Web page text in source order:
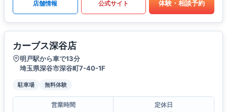
店舗情報 公式サイト 体験・相談予約
カーブス深谷店
明戸駅から車で13分
埼玉県深谷市深谷町7-40-1F
駐車場 無料体験
営業時間
定休日